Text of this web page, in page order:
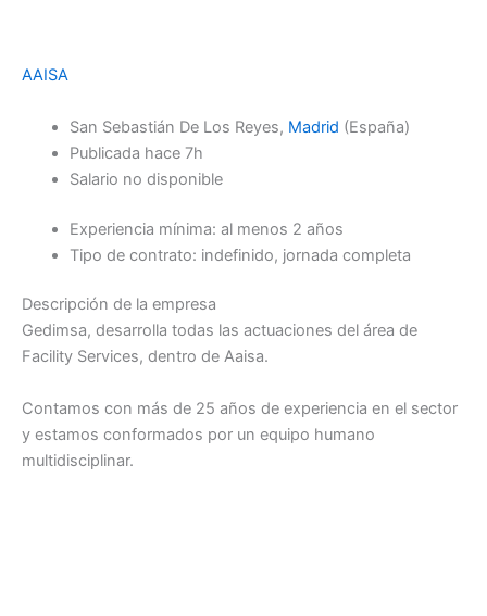
AAISA
San Sebastián De Los Reyes, Madrid (España)
Publicada hace 7h
Salario no disponible
Experiencia mínima: al menos 2 años
Tipo de contrato: indefinido, jornada completa
Descripción de la empresa
Gedimsa, desarrolla todas las actuaciones del área de
Facility Services, dentro de Aaisa.
Contamos con más de 25 años de experiencia en el sector
y estamos conformados por un equipo humano
multidisciplinar.